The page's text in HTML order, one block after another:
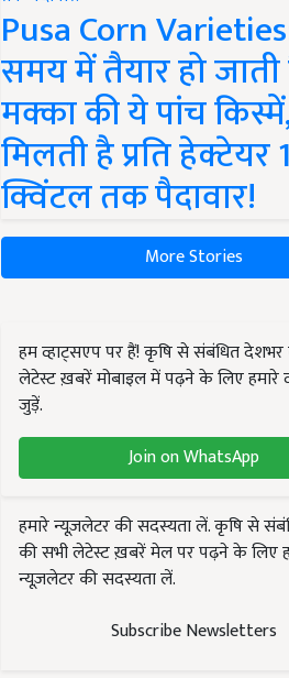
Pusa Corn
समय में तैयार हो
मक्का की ये पांच
मिलती है प्रति हेक्टेयर
क्विंटल तक पैदावार!
More Stories
हम व्हाट्सएप पर हैं! कृषि से संबंधित देशभर
लेटेस्ट ख़बरें मोबाइल में पढ़ने के लिए हमारे
जुड़ें.
Join on WhatsApp
हमारे न्यूज़लेटर की सदस्यता लें. कृषि से
की सभी लेटेस्ट ख़बरें मेल पर पढ़ने के लिए
न्यूज़लेटर की सदस्यता लें.
Subscribe Newsletters